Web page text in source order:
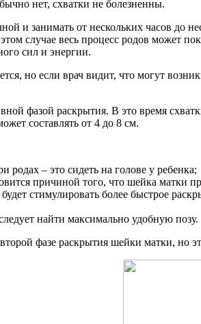
нет, схватки не болезненны.
и занимать от нескольких часов до
случае весь процесс родов может
сил и энергии.
но если врач видит, что могут
фазой раскрытия. В это время
составлять от 4 до 8 см.
родах – это сидеть на голове у ребенка;
причиной того, что шейка матки
стимулировать более быстрое
найти максимально удобную позу.
фазе раскрытия шейки матки, но